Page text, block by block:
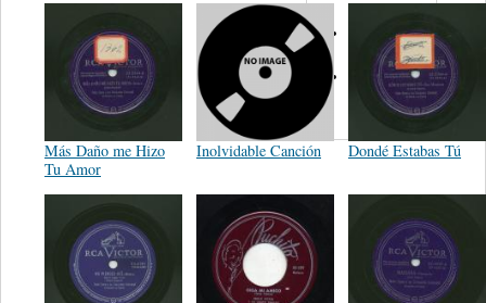
Más Daño me Hizo
Tu Amor
Inolvidable Canción Dondé Estabas Tú
Carleton -
Dixon
Abreu -
Oliverira